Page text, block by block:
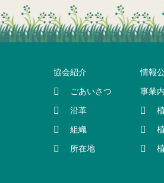
協会紹介
ごあいさつ
沿革
組織
所在地
情報
事業